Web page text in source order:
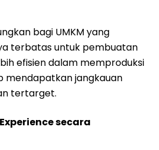
bagi UMKM yang
terbatas untuk pembuatan
efisien dalam memproduksi
mendapatkan jangkauan
tertarget.
secara